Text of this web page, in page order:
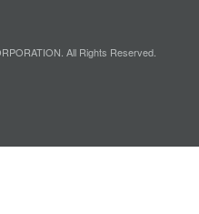
All Rights Reserved.